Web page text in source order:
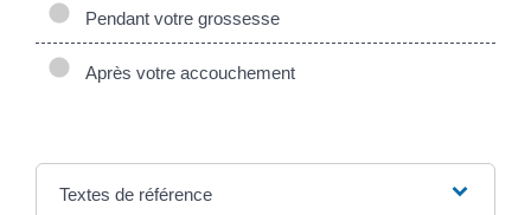
Pendant votre grossesse
Après votre accouchement
Textes de référence